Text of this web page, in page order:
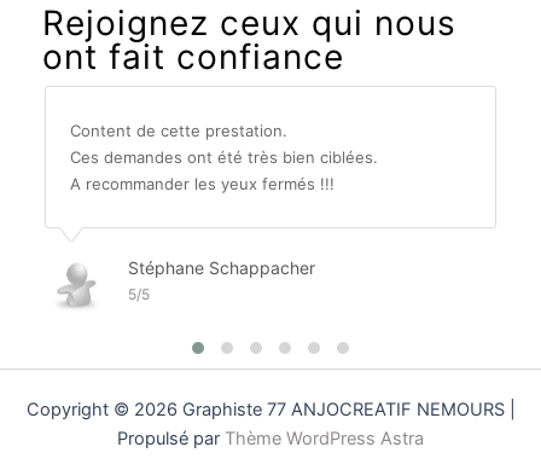
Rejoignez ceux qui nous
ont fait confiance
Content de cette prestation.
Ces demandes ont été très bien ciblées.
A recommander les yeux fermés !!!
Stéphane Schappacher
5/5
Copyright © 2026 Graphiste 77 ANJOCREATIF NEMOURS |
Propulsé par Thème WordPress Astra